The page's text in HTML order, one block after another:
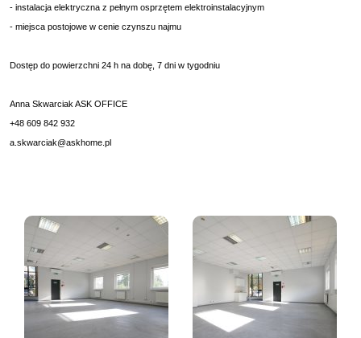
- instalacja elektryczna z pełnym osprzętem elektroinstalacyjnym
- miejsca postojowe w cenie czynszu najmu
Dostęp do powierzchni 24 h na dobę, 7 dni w tygodniu
Anna Skwarciak ASK OFFICE
+48 609 842 932
a.skwarciak@askhome.pl